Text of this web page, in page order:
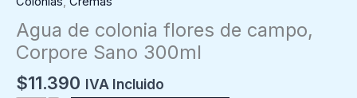
Agua de colonia flores de campo,
Corpore Sano 300ml
$11.390 IVA Incluido